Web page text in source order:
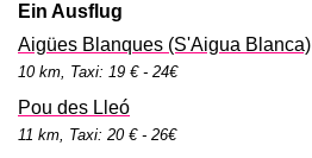
Ein Ausflug
Aigües Blanques (S'Aigua Blanca)
10 km, Taxi: 19 € - 24€
Pou des Lleó
11 km, Taxi: 20 € - 26€